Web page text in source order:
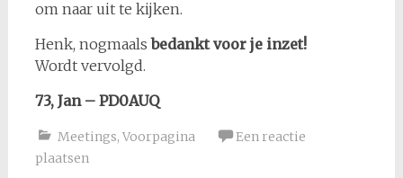
om naar uit te kijken.
Henk, nogmaalsbedankt voor je inzet!
Wordt vervolgd.
73, Jan – PD0AUQ
Meetings, Voorpagina
Een reactie
plaatsen